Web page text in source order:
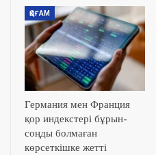
ҚОҒАМ
Германия мен Франция
қор индекстері бұрын-
соңды болмаған
көрсеткішке жетті